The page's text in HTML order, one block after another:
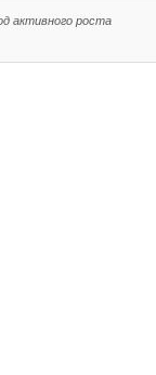
активного роста